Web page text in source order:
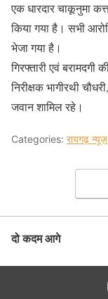
एक धारदार चाकूनुमा
किया गया है। सभी
भेजा गया है।
गिरफ्तारी एवं बरामदगी
निरीक्षक भागीरथी
जवान शामिल रहे।
Categories: रायगढ़ न्यूज़
दो कदम आगे